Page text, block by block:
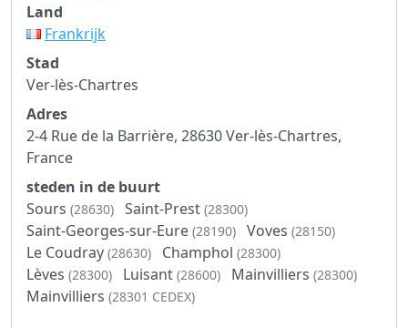
Land
Frankrijk
Stad
Ver-lès-Chartres
Adres
2-4 Rue de la Barrière, 28630 Ver-lès-Chartres,
France
steden in de buurt
Sours (28630) Saint-Prest (28300)
Saint-Georges-sur-Eure (28190) Voves (28150)
Le Coudray (28630) Champhol (28300)
Lèves (28300) Luisant (28600) Mainvilliers (28300)
Mainvilliers (28301 CEDEX)